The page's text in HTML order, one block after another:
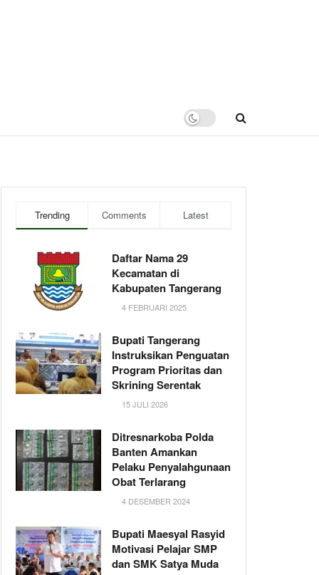
Trending Comments Latest
Daftar Nama 29
Kecamatan di
Kabupaten Tangerang
4 FEBRUARI 2025
Bupati Tangerang
Instruksikan Penguatan
Program Prioritas dan
Skrining Serentak
15 JULI 2026
Ditresnarkoba Polda
Banten Amankan
Pelaku Penyalahgunaan
Obat Terlarang
4 DESEMBER 2024
Bupati Maesyal Rasyid
Motivasi Pelajar SMP
dan SMK Satya Muda